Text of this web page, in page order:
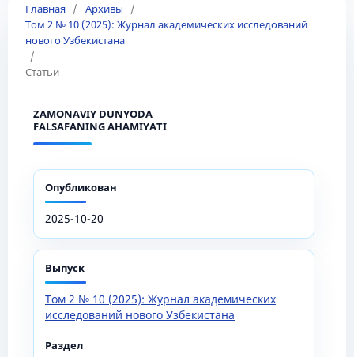
Главная / Архивы
/
Том 2 № 10 (2025): Журнал академических исследований
нового Узбекистана
/
Статьи
ZAMONAVIY DUNYODA
FALSAFANING AHAMIYATI
Опубликован
2025-10-20
Выпуск
Том 2 № 10 (2025): Журнал академических
исследований нового Узбекистана
Раздел